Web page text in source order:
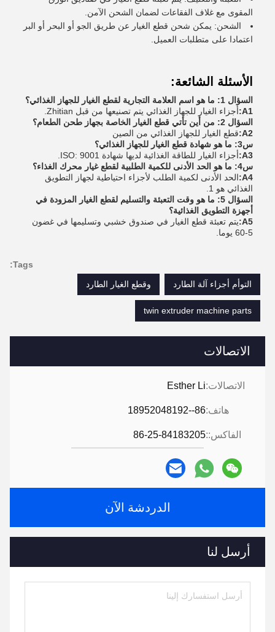
الاتصالات
الاتصالات:Esther Li
هاتف:86--18952048192
الفاكس::86-25-84183205
الدردشة الآن
أرسل لنا
المقوى مع غلاف الفقاعات لضمان الشحن الآمن.
الشحن: يمكن شحن قطع الغيار عن طريق الجو أو البحر أو البر
اعتمادا على متطلبات العميل.
الأسئلة الشائعة:
السؤال 1: ما هو اسم العلامة التجارية لقطع الغيار للجهاز الغذائي؟
A1: أجزاء الغيار للجهاز الغذائي يتم تصنيعها من قبل Zhitian.
السؤال 2: من أين تأتي قطع الغيار الخاصة بجهاز طحن الطعام؟
A2: قطع الغيار للجهاز الغذائي من الصين
س3: ما هو شهادة قطع الغيار للجهاز الغذائي؟
A3: أجزاء الغيار للطاقة الغذائية لديها شهادة ISO: 9001.
س4: ما هو الحد الأدنى للكمية الطلبية لقطع غيار محرك الغذاء؟
A4: الحد الأدنى لكمية الطلب لأجزاء احتياطية لجهاز التطويق
الغذائي هو 1.
السؤال 5: ما هو وقت التعبئة والتسليم لقطع الغيار المزودة في
أجهزة التطويق الغذائية؟
A5: يتم تعبئة قطع الغيار في صندوق خشبي وتسليمها في غضون
5-60 يوما.
Tags:
التوأم أجزاء آلة الطارد
وقطع الغيار الطارد
twin extruder machine parts